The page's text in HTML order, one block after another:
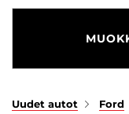
Uudet autot Ford